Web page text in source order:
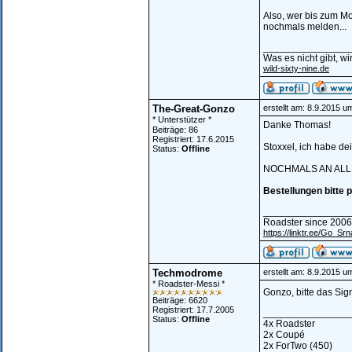
Also, wer bis zum
nochmals melden...
Was es nicht gibt,
wild-sixty-nine.de
The-Great-Gonzo
* Unterstützer *
Beiträge: 86
Registriert: 17.6.2015
Status: Offline
erstellt am: 8.9.2015
Danke Thomas!
Stoxxel, ich habe
NOCHMALS AN
Bestellungen bitte
Roadster since
https://linktr.ee/
Techmodrome
* Roadster-Messi *
Beiträge: 6620
Registriert: 17.7.2005
Status: Offline
erstellt am: 8.9.2015
Gonzo, bitte das
4x Roadster
2x Coupé
2x ForTwo (450)